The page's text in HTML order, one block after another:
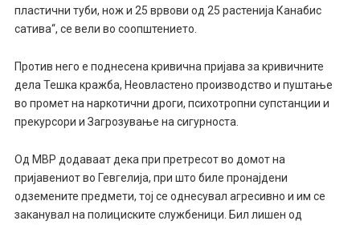
пластични туби, нож и 25 врвови од 25 растенија Канабис
сатива“, се вели во соопштението.
Против него е поднесена кривична пријава за кривичните
дела Тешка кражба, Неовластено производство и пуштање
во промет на наркотични дроги, психотропни супстанции и
прекурсори и Загрозување на сигурноста.
Од МВР додаваат дека при претресот во домот на
пријавениот во Гевгелија, при што биле пронајдени
одземените предмети, тој се однесувал агресивно и им се
заканувал на полициските службеници. Бил лишен од